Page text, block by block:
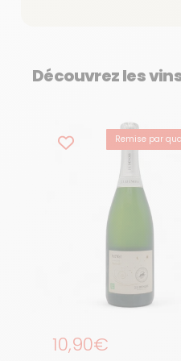
Découvrez les
Remise par
Prix régulier
10,90€